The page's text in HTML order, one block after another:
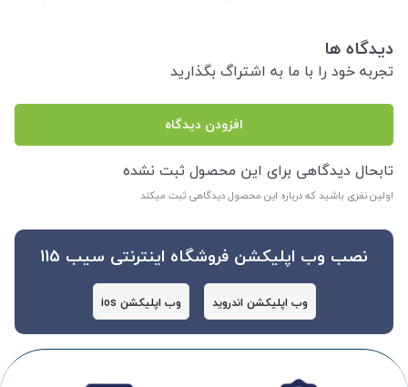
دیدگاه ها
تجربه خود را با ما به اشتراگ بگذارید
افزودن دیدگاه
تابحال دیدگاهی برای این محصول ثبت نشده
اولین نفری باشید که درباره این محصول دیدگاهی ثبت میکند
نصب وب اپلیکشن فروشگاه اینترنتی سیب 115
وب اپلیکشن اندروید وب اپلیکشن ios